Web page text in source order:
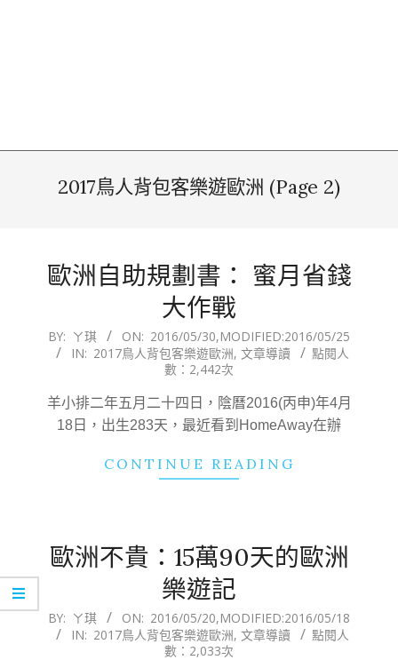
2017鳥人背包客樂遊歐洲 (Page 2)
歐洲自助規劃書： 蜜月省錢
大作戰
2016-
05-
BY: ㄚ琪 ON: 2016/05/30,MODIFIED:2016/05/25
IN: 2017鳥人背包客樂遊歐洲, 文章導讀
點閱人
數：2,442次
羊小排二年五月二十四日，陰曆2016(丙申)年4月
18日，出生283天，最近看到HomeAway在辦
CONTINUE READING
歐洲不貴：15萬90天的歐洲
樂遊記
2016-
05-
BY: ㄚ琪 ON: 2016/05/20,MODIFIED:2016/05/18
IN: 2017鳥人背包客樂遊歐洲, 文章導讀
點閱人
數：2,033次